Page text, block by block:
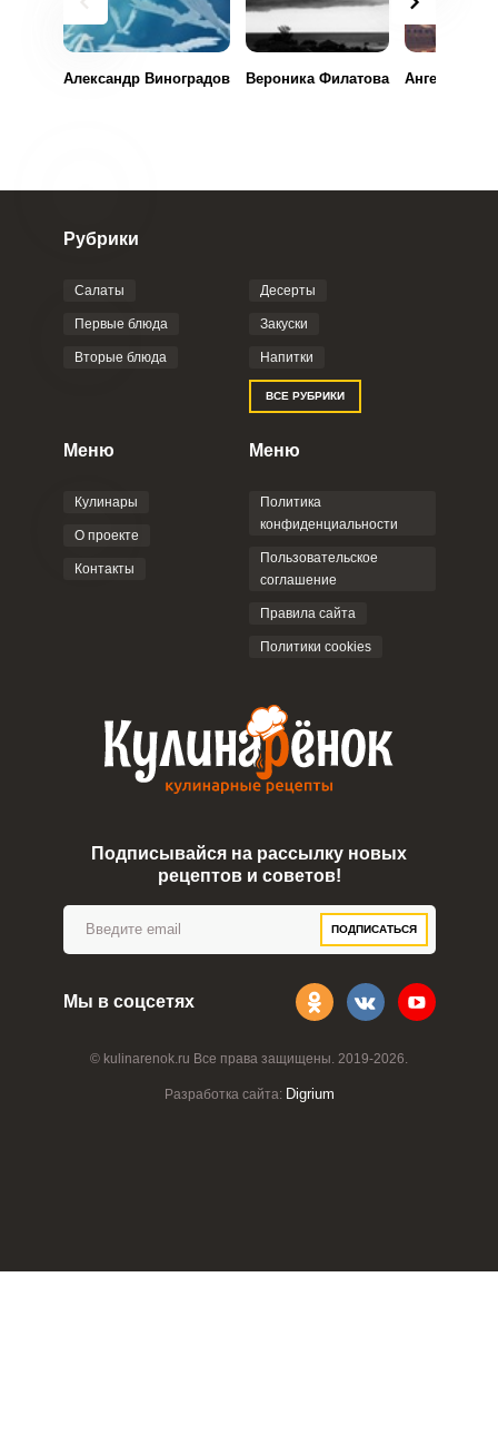
Александр Виноградов Вероника Филатова Ангелина
© kulinarenok.ru Все права защищены. 2019-2026.
Разработка сайта: Digrium
Рубрики
Салаты
Первые блюда
Вторые блюда
Десерты
Закуски
Напитки
ВСЕ РУБРИКИ
Меню
Кулинары
О проекте
Контакты
Меню
Политика
конфиденциальности
Пользовательское
соглашение
Правила сайта
Политики cookies
Подписывайся на рассылку новых
рецептов и советов!
ПОДПИСАТЬСЯ
Мы в соцсетях